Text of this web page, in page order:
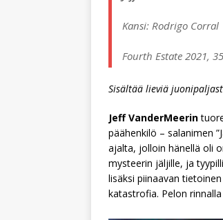
Kansi: Rodrigo Corral
Fourth Estate 2021,
Sisältää lieviä
Jeff VanderMeerin
päähenkilö – salanimen
ajalta, jolloin hänellä oli
mysteerin jäljille, ja
lisäksi piinaavan
katastrofia. Pelon